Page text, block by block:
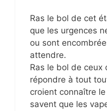
Ras le bol de cet
que les urgences
ou sont
attendre.
Ras le bol de ceux
répondre à tout
croient connaître le
savent que les